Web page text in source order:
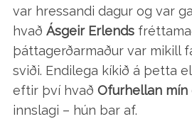
var hressandi dagur og var
hvað Ásgeir Erlends
þáttagerðarmaður var mikill
sviði. Endilega kíkið á þetta
eftir því hvað Ofurhellan
innslagi – hún bar af.